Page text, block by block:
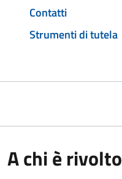
Contatti
Strumenti di tutela
A chi è rivolto